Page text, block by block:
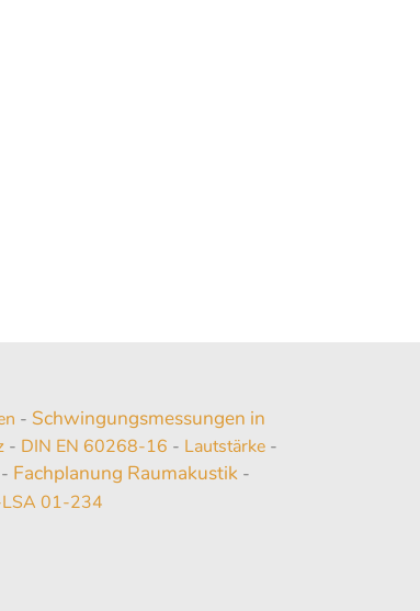
- Schwingungsmessungen in
- DIN EN 60268-16 - Lautstärke -
- Fachplanung Raumakustik -
01-234